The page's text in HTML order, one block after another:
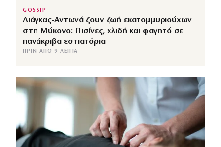
GOSSIP
Λιάγκας-Αντωνά ζουν ζωή εκατομμυριούχων
στη Μύκονο: Πισίνες, χλιδή και φαγητό σε
πανάκριβα εστιατόρια
ΠΡΙΝ ΑΠΌ 9 ΛΕΠΤΆ